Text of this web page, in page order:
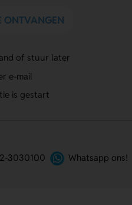
ONTVANGEN
of stuur later
e-mail
is gestart
3030100 Whatsapp ons!